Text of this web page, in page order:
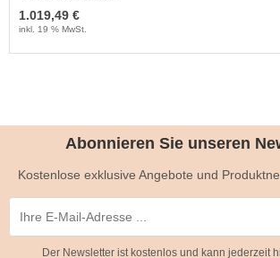
1.019,49 €
inkl. 19 % MwSt.
Abonnieren Sie unseren
Kostenlose exklusive Angebote und
Der Newsletter ist kostenlos und kann jederzeit